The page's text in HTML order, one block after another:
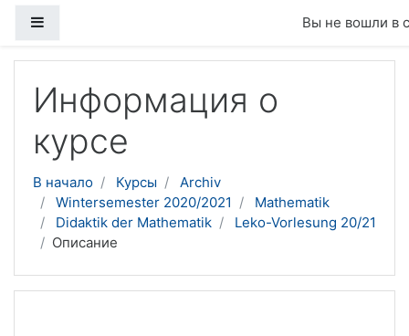
Вы не вошли в
Информация о
курсе
В начало Курсы
Archiv
Wintersemester 2020/2021
Mathematik
Didaktik der Mathematik
Leko-Vorlesung 20/21
Описание